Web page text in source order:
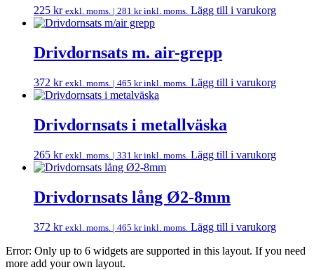
225 kr exkl. moms. | 281 krinkl. moms. Lägg till i varukorg
Drivdornsats m. air-grepp
372 kr exkl. moms. | 465 krinkl. moms. Lägg till i varukorg
Drivdornsats i metallväska
265 kr exkl. moms. | 331 krinkl. moms. Lägg till i varukorg
Drivdornsats lång Ø2-8mm
372 kr exkl. moms. | 465 krinkl. moms. Lägg till i varukorg
Error: Only up to 6 widgets are supported in this layout. If you need
more add your own layout.